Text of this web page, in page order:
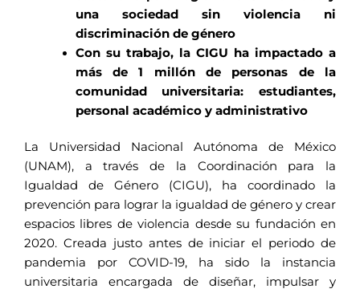
una sociedad sin violencia ni
discriminación de género
Con su trabajo, la CIGU ha impactado a
más de 1 millón de personas de la
comunidad universitaria: estudiantes,
personal académico y administrativo
La Universidad Nacional Autónoma de México
(UNAM), a través de la Coordinación para la
Igualdad de Género (CIGU), ha coordinado la
prevención para lograr la igualdad de género y crear
espacios libres de violencia desde su fundación en
2020. Creada justo antes de iniciar el periodo de
pandemia por COVID-19, ha sido la instancia
universitaria encargada de diseñar, impulsar y